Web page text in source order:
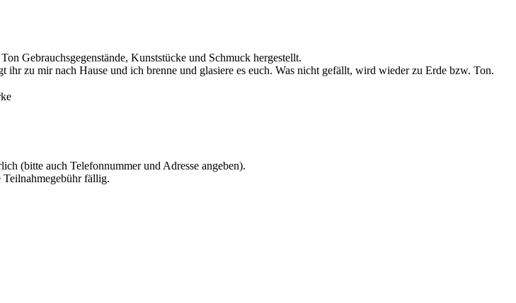
Gebrauchsgegenstände, Kunststücke und Schmuck hergestellt.
zu mir nach Hause und ich brenne und glasiere es euch. Was nicht gefällt, wird wieder zu Erde bzw. Ton.
(bitte auch Telefonnummer und Adresse angeben).
fällig.